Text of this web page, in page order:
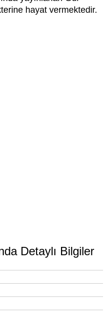
hayat vermektedir.
Detaylı Bilgiler